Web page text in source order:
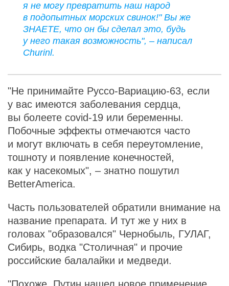
я не могу превратить наш народ
в подопытных морских свинок!" Вы же
ЗНАЕТЕ, что он бы сделал это, будь
у него такая возможность", – написал
Churinl.
"Не принимайте Руссо-Вариацию-63, если
у вас имеются заболевания сердца,
вы болеете covid-19 или беременны.
Побочные эффекты отмечаются часто
и могут включать в себя переутомление,
тошноту и появление конечностей,
как у насекомых", – знатно пошутил
BetterAmerica.
Часть пользователей обратили внимание на
название препарата. И тут же у них в
головах "образовался" Чернобыль, ГУЛАГ,
Сибирь, водка "Столичная" и прочие
российские балалайки и медведи.